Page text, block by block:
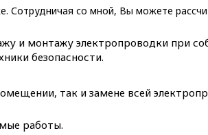
Сотрудничая со мной, Вы можете
и монтажу электропроводки при
безопасности.
так и замене всей
работы.